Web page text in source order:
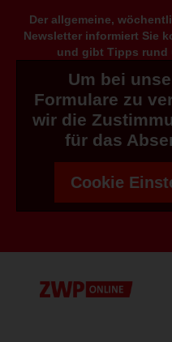
Der allgemeine,
Newsletter informiert Sie
und gibt Tipps rund
Um bei
Formulare zu
wir die
für das
Cookie